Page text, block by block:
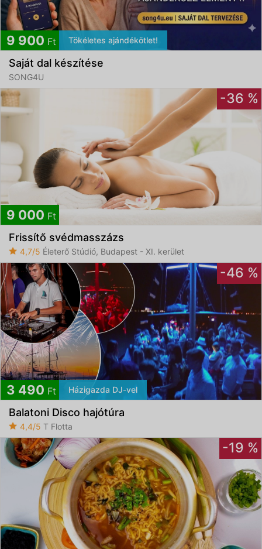
9 900 Ft Tökéletes ajándékötlet!
Saját dal készítése
SONG4U
-36 %
9 000 Ft
Frissítő svédmasszázs
4,7/5 Életerő Stúdió, Budapest - XI. kerület
-46 %
3 490 Ft Házigazda DJ-vel
Balatoni Disco hajótúra
4,4/5 T Flotta
-19 %